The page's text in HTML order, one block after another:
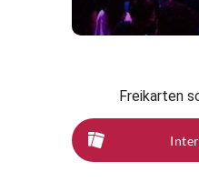
Freikarten